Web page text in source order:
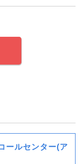
ールセンター(ア